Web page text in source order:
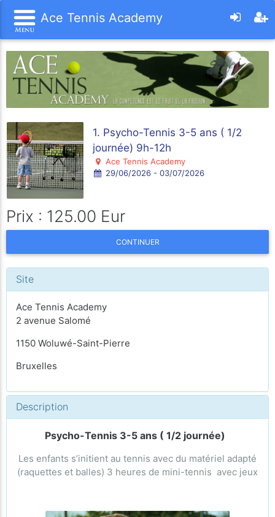
Ace Tennis Academy
1. Psycho-Tennis 3-5 ans ( 1/2
journée) 9h-12h
Ace Tennis Academy
29/06/2026 - 03/07/2026
Prix : 125.00 Eur
CONTINUER
Site
Ace Tennis Academy
2 avenue Salomé
1150 Woluwé-Saint-Pierre
Bruxelles
Description
Psycho-Tennis 3-5 ans ( 1/2 journée)
Les enfants s’initient au tennis avec du matériel adapté
(raquettes et balles) 3 heures de mini-tennis avec jeux